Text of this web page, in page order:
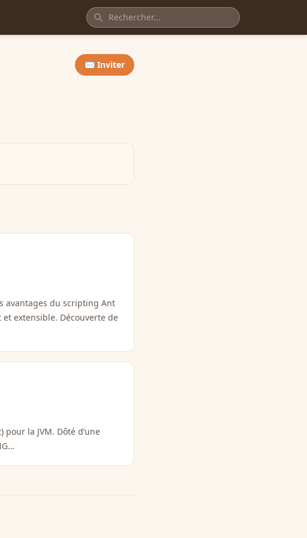
✉️ Inviter
avantages du scripting Ant
et extensible. Découverte de
la JVM. Dôté d’une